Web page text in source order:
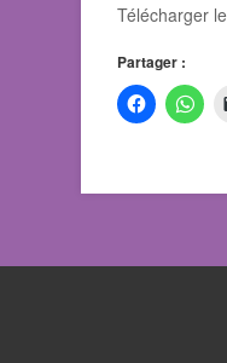
Télécharger le
Partager :